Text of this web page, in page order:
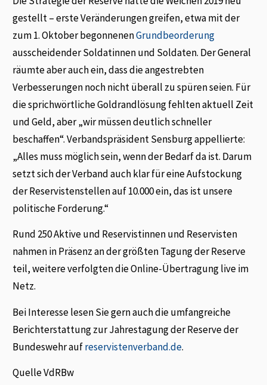
gestellt – erste Veränderungen greifen, etwa mit der
zum 1. Oktober begonnenenGrundbeorderung
ausscheidender Soldatinnen und Soldaten. Der General
räumte aber auch ein, dass die angestrebten
Verbesserungen noch nicht überall zu spüren seien. Für
die sprichwörtliche Goldrandlösung fehlten aktuell Zeit
und Geld, aber „wir müssen deutlich schneller
beschaffen“. Verbandspräsident Sensburg appellierte:
„Alles muss möglich sein, wenn der Bedarf da ist. Darum
setzt sich der Verband auch klar für eine Aufstockung
der Reservistenstellen auf 10.000 ein, das ist unsere
politische Forderung.“
Rund 250 Aktive und Reservistinnen und Reservisten
nahmen in Präsenz an der größten Ta­gung der Reserve
teil, weitere verfolgten die Online-Übertragung live im
Netz.
Bei Interesse lesen Sie gern auch die umfangreiche
Berichterstattung zur Jahrestagung der Reserve der
Bundeswehr aufreservistenverband.de.
Quelle VdRBw